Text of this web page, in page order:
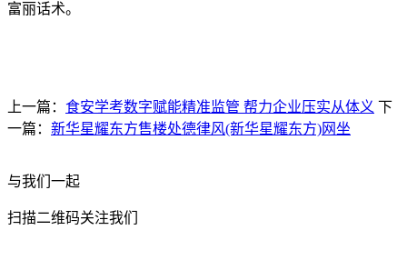
富丽话术。
上一篇： 食安学考数字赋能精准监管 帮力企业压实从体义 下
一篇： 新华星耀东方售楼处德律风(新华星耀东方)网坐
与我们一起
扫描二维码关注我们